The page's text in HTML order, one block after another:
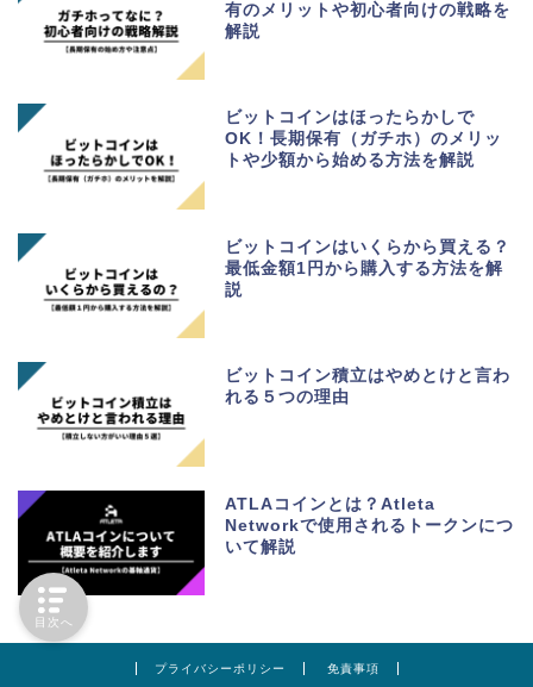
有のメリットや初心者向けの戦略を
解説
ビットコインはほったらかしで
OK！長期保有（ガチホ）のメリッ
トや少額から始める方法を解説
ビットコインはいくらから買える？
最低金額1円から購入する方法を解
説
ビットコイン積立はやめとけと言わ
れる５つの理由
ATLAコインとは？Atleta
Networkで使用されるトークンにつ
いて解説
プライバシーポリシー 免責事項
目次へ